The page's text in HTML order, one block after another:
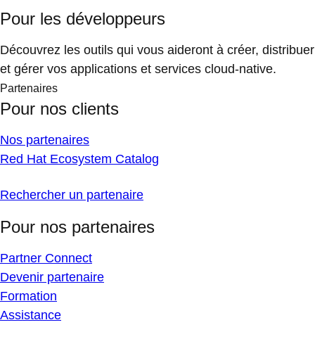
Pour les développeurs
Découvrez les outils qui vous aideront à créer, distribuer
et gérer vos applications et services cloud-native.
Partenaires
Pour nos clients
Nos partenaires
Red Hat Ecosystem Catalog
Rechercher un partenaire
Pour nos partenaires
Partner Connect
Devenir partenaire
Formation
Assistance